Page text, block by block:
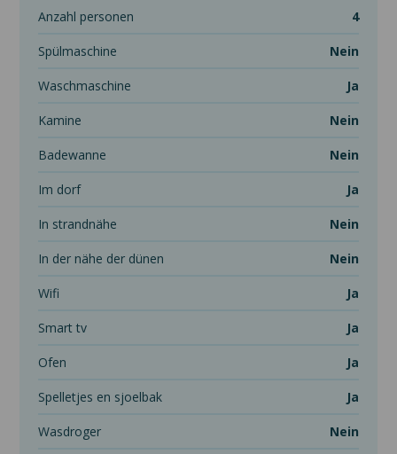
anzahl personen 4
spülmaschine Nein
waschmaschine Ja
kamine Nein
badewanne Nein
im dorf Ja
in strandnähe Nein
in der nähe der dünen Nein
wifi Ja
smart tv Ja
ofen Ja
spelletjes en sjoelbak Ja
wasdroger Nein